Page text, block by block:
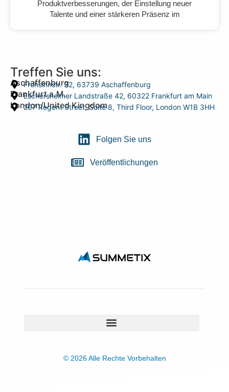
Produktverbesserungen, der Einstellung neuer
Talente und einer stärkeren Präsenz im
Treffen Sie uns:
Aschaffenburg
Frohsinnstr. 32, 63739 Aschaffenburg
Frankfurt a.M.
Eschersheimer Landstraße 42, 60322 Frankfurt am Main
London/United Kingdom
207 Regent Street, Suite 8, Third Floor, London W1B 3HH
Folgen Sie uns
Veröffentlichungen
© 2026 Alle Rechte Vorbehalten